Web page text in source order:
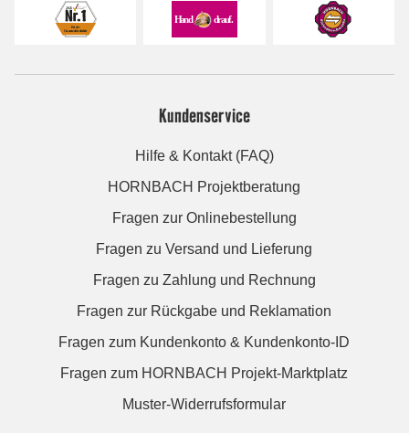
Kundenservice
Hilfe & Kontakt (FAQ)
HORNBACH Projektberatung
Fragen zur Onlinebestellung
Fragen zu Versand und Lieferung
Fragen zu Zahlung und Rechnung
Fragen zur Rückgabe und Reklamation
Fragen zum Kundenkonto & Kundenkonto-ID
Fragen zum HORNBACH Projekt-Marktplatz
Muster-Widerrufsformular